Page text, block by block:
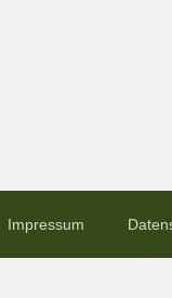
Impressum